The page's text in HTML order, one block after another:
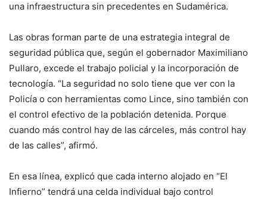
una infraestructura sin precedentes en Sudamérica.
Las obras forman parte de una estrategia integral de
seguridad pública que, según el gobernador Maximiliano
Pullaro, excede el trabajo policial y la incorporación de
tecnología. “La seguridad no solo tiene que ver con la
Policía o con herramientas como Lince, sino también con
el control efectivo de la población detenida. Porque
cuando más control hay de las cárceles, más control hay
de las calles”, afirmó.
En esa línea, explicó que cada interno alojado en “El
Infierno” tendrá una celda individual bajo control